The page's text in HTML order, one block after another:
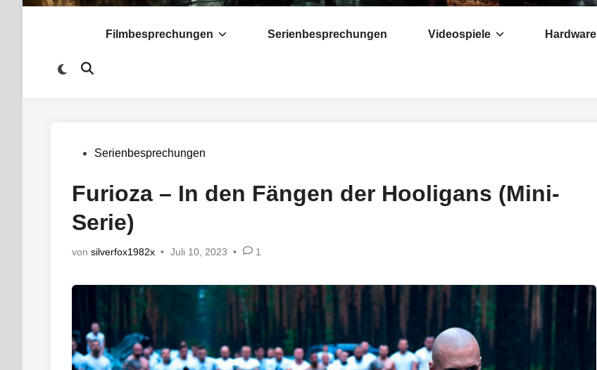
Filmbesprechungen Serienbesprechungen Videospiele Hardware
Zu
Suche
Veröffentlicht
Serienbesprechungen
Furioza – In den Fängen der Hooligans (Mini-
Serie)
von silverfox1982x • Juli 10, 2023 • 1